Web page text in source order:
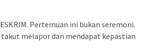
Pertemuan ini bukan seremoni.
melapor dan mendapat kepastian